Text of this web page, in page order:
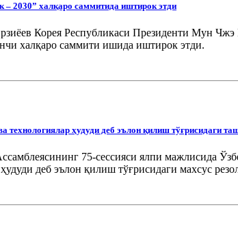
– 2030” халқаро саммитида иштирок этди
Корея Республикаси Президенти Мун
халқаро саммити ишида иштирок этди.
технологиялар ҳудуди деб эълон қилиш тўғрисидаги
75-сессияси ялпи мажлисида
деб эълон қилиш тўғрисидаги махсус